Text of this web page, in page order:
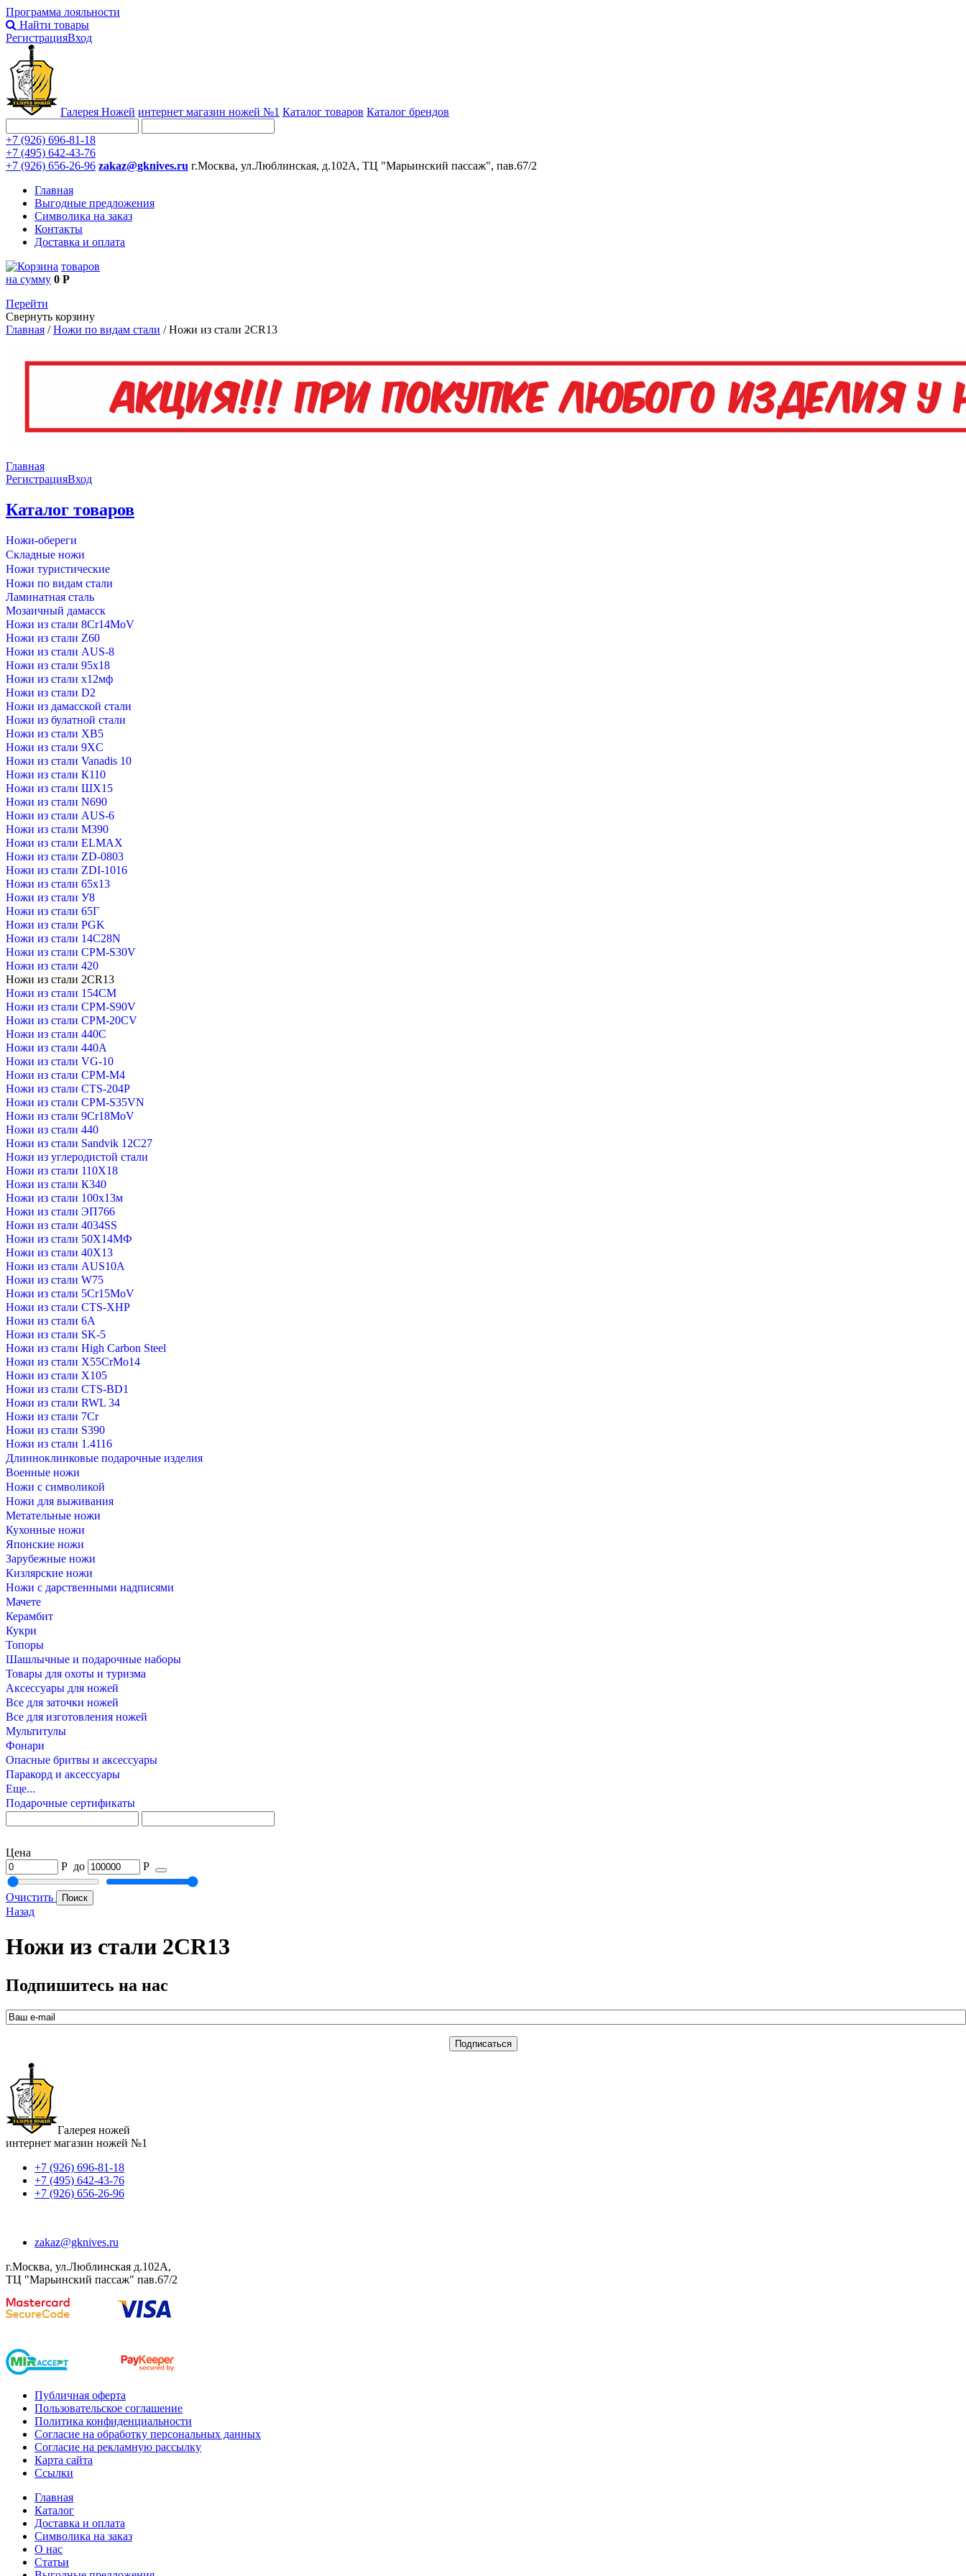
Программа лояльности
Найти товары
РегистрацияВход
Галерея Ножей интернет магазин ножей №1 Каталог товаров Каталог брендов
+7 (926) 696-81-18
+7 (495) 642-43-76
+7 (926) 656-26-96 zakaz@gknives.ru г.Москва, ул.Люблинская, д.102А, ТЦ "Марьинский пассаж", пав.67/2
Главная
Выгодные предложения
Символика на заказ
Контакты
Доставка и оплата
товаров
на сумму 0 Р
Перейти
Свернуть корзину
Главная /Ножи по видам стали /Ножи из стали 2CR13
Главная
РегистрацияВход
Каталог товаров
Ножи-обереги
Складные ножи
Ножи туристические
Ножи по видам стали
Ламинатная сталь
Мозаичный дамасск
Ножи из стали 8Cr14MoV
Ножи из стали Z60
Ножи из стали AUS-8
Ножи из стали 95х18
Ножи из стали х12мф
Ножи из стали D2
Ножи из дамасской стали
Ножи из булатной стали
Ножи из стали XB5
Ножи из стали 9XC
Ножи из стали Vanadis 10
Ножи из стали К110
Ножи из стали ШХ15
Ножи из стали N690
Ножи из стали AUS-6
Ножи из стали M390
Ножи из стали ELMAX
Ножи из стали ZD-0803
Ножи из стали ZDI-1016
Ножи из стали 65х13
Ножи из стали У8
Ножи из стали 65Г
Ножи из стали PGK
Ножи из стали 14C28N
Ножи из стали CPM-S30V
Ножи из стали 420
Ножи из стали 2CR13
Ножи из стали 154CM
Ножи из стали CPM-S90V
Ножи из стали CPM-20CV
Ножи из стали 440C
Ножи из стали 440А
Ножи из стали VG-10
Ножи из стали CPM-M4
Ножи из стали CTS-204P
Ножи из стали CPM-S35VN
Ножи из стали 9Cr18MoV
Ножи из стали 440
Ножи из стали Sandvik 12C27
Ножи из углеродистой стали
Ножи из стали 110Х18
Ножи из стали К340
Ножи из стали 100х13м
Ножи из стали ЭП766
Ножи из стали 4034SS
Ножи из стали 50Х14МФ
Ножи из стали 40Х13
Ножи из стали AUS10A
Ножи из стали W75
Ножи из стали 5Cr15MoV
Ножи из стали CTS-XHP
Ножи из стали 6A
Ножи из стали SK-5
Ножи из стали High Carbon Steel
Ножи из стали X55CrMo14
Ножи из стали Х105
Ножи из стали CTS-BD1
Ножи из стали RWL 34
Ножи из стали 7Cr
Ножи из стали S390
Ножи из стали 1.4116
Длинноклинковые подарочные изделия
Военные ножи
Ножи с символикой
Ножи для выживания
Метательные ножи
Кухонные ножи
Японские ножи
Зарубежные ножи
Кизлярские ножи
Ножи с дарственными надписями
Мачете
Керамбит
Кукри
Топоры
Шашлычные и подарочные наборы
Товары для охоты и туризма
Аксессуары для ножей
Все для заточки ножей
Все для изготовления ножей
Мультитулы
Фонари
Опасные бритвы и аксессуары
Паракорд и аксессуары
Еще...
Подарочные сертификаты
Цена
Р до Р
Очистить
Назад
Ножи из стали 2CR13
Подпишитесь на нас
Галерея ножей
интернет магазин ножей №1
+7 (926) 696-81-18
+7 (495) 642-43-76
+7 (926) 656-26-96
zakaz@gknives.ru
г.Москва, ул.Люблинская д.102А,
ТЦ "Марьинский пассаж" пав.67/2
Публичная оферта
Пользовательское соглашение
Политика конфиденциальности
Согласие на обработку персональных данных
Согласие на рекламную рассылку
Карта сайта
Ссылки
Главная
Каталог
Доставка и оплата
Символика на заказ
О нас
Статьи